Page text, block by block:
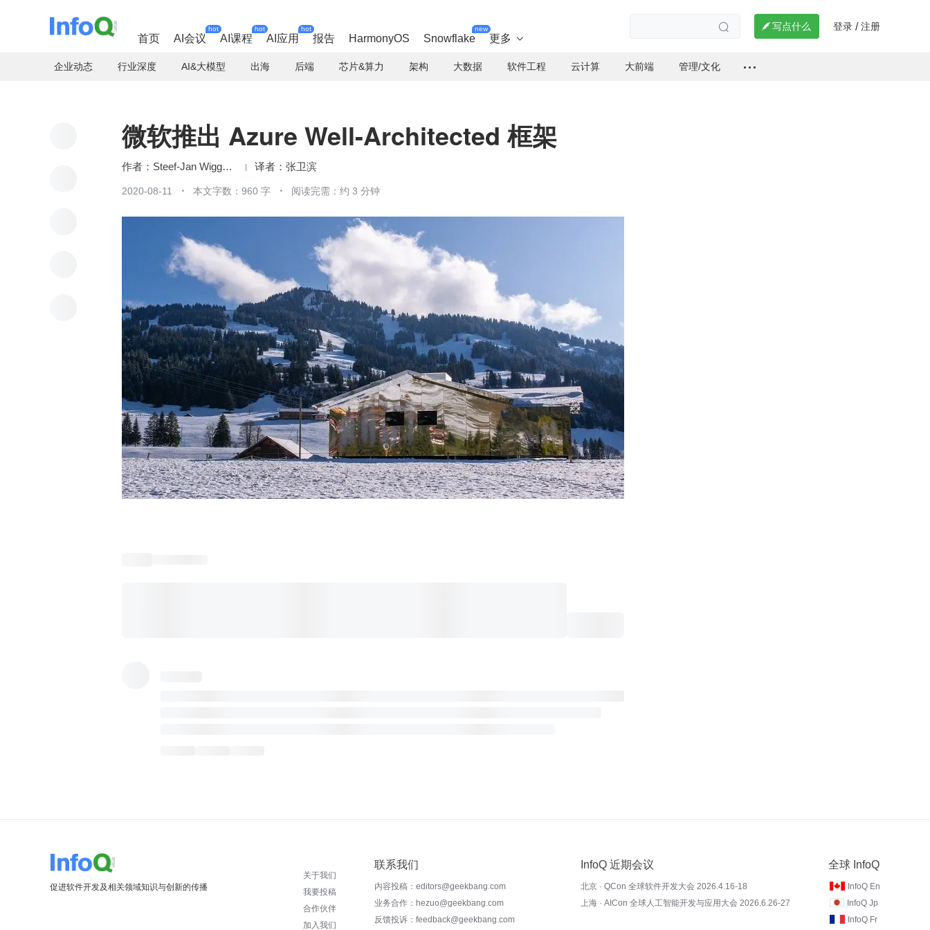
首页 AI会议
hot
AI课程
hot
AI应用
hot
报告 HarmonyOS Snowflake
new
更多 
  写点什么 登录 / 注册
企业动态 行业深度 AI&大模型 出海 后端 芯片&算力 架构 大数据 软件工程 云计算 大前端 管理/文化
微软推出 Azure Well-Architected 框架
Steef-Jan Wiggers 张卫滨
2020-08-11 本文字数：960 字 阅读完需：约 3 分钟
促进软件开发及相关领域知识与创新的传播
关于我们
我要投稿
合作伙伴
加入我们
联系我们
内容投稿：editors@geekbang.com
业务合作：hezuo@geekbang.com
反馈投诉：feedback@geekbang.com
InfoQ 近期会议
北京 · QCon 全球软件开发大会 2026.4.16-18
上海 · AICon 全球人工智能开发与应用大会 2026.6.26-27
全球 InfoQ
InfoQ En
InfoQ Jp
InfoQ Fr